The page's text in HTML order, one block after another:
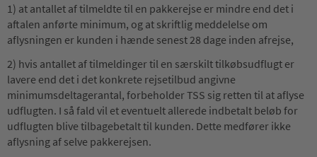
1) at antallet af tilmeldte til en pakkerejse er mindre end det i
aftalen anførte minimum, og at skriftlig meddelelse om
aflysningen er kunden i hænde senest 28 dage inden afrejse,
2) hvis antallet af tilmeldinger til en særskilt tilkøbsudflugt er
lavere end det i det konkrete rejsetilbud angivne
minimumsdeltagerantal, forbeholder TSS sig retten til at aflyse
udflugten. I så fald vil et eventuelt allerede indbetalt beløb for
udflugten blive tilbagebetalt til kunden. Dette medfører ikke
aflysning af selve pakkerejsen.